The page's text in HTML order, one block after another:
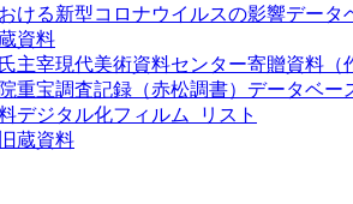
ける新型コロナウイルスの影響データ
資料
主宰現代美術資料センター寄贈資料（
重宝調査記録（赤松調書）データベー
デジタル化フィルム_リスト
蔵資料